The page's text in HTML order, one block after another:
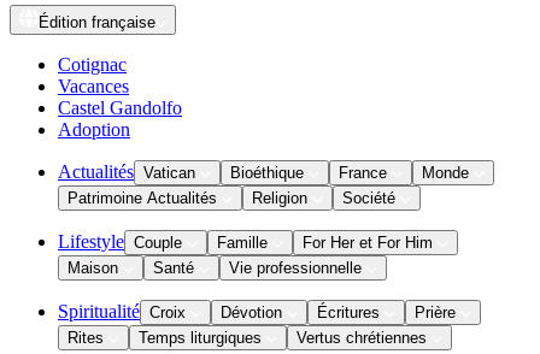
Édition française
Cotignac
Vacances
Castel Gandolfo
Adoption
Actualités Vatican Bioéthique France
Monde
Patrimoine Actualités
Religion Société
Lifestyle Couple Famille
For Her et For Him
Maison
Santé Vie professionnelle
Spiritualité Croix Dévotion Écritures
Prière
Rites
Temps liturgiques Vertus chrétiennes